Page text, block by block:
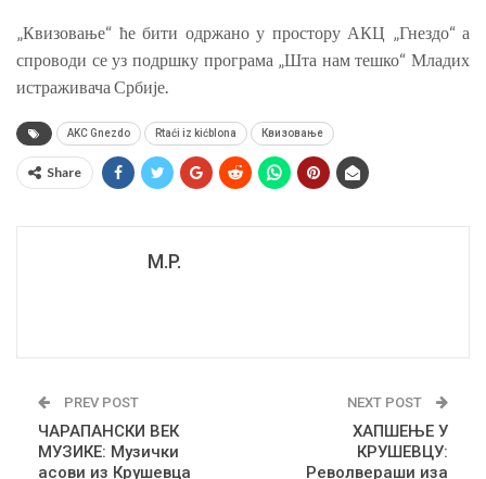
„Квизовање“ ће бити одржано у простору АКЦ „Гнездо“ а
спроводи се уз подршку програма „Шта нам тешко“ Младих
истраживача Србије.
AKC Gnezdo Rtaći iz kićblona Квизовање
Share
M.P.
PREV POST
ЧАРАПАНСКИ ВЕК
МУЗИКЕ: Музички
асови из Крушевца
NEXT POST
ХАПШЕЊЕ У
КРУШЕВЦУ:
Револвераши иза